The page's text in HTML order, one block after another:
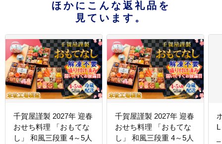
ほかにこんな返礼品を
見ています。
千賀屋謹製 2027年 迎春
おせち料理 「おもてな
し」 和風三段重 4～5人
千賀屋謹製 2027年 迎春
おせち料理 「おもてな
し」 和風三段重 4～5人